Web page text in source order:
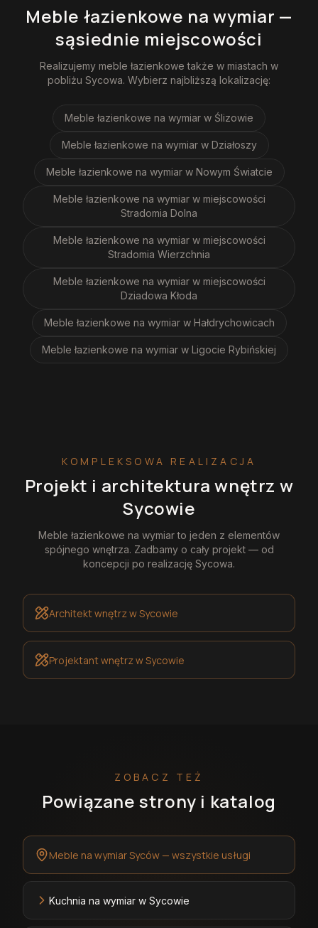
Meble łazienkowe na wymiar —
sąsiednie miejscowości
Realizujemy meble łazienkowe także w miastach w
pobliżu Sycowa. Wybierz najbliższą lokalizację:
Meble łazienkowe na wymiar w Ślizowie
Meble łazienkowe na wymiar w Działoszy
Meble łazienkowe na wymiar w Nowym Światcie
Meble łazienkowe na wymiar w miejscowości
Stradomia Dolna
Meble łazienkowe na wymiar w miejscowości
Stradomia Wierzchnia
Meble łazienkowe na wymiar w miejscowości
Dziadowa Kłoda
Meble łazienkowe na wymiar w Hałdrychowicach
Meble łazienkowe na wymiar w Ligocie Rybińskiej
KOMPLEKSOWA REALIZACJA
Projekt i architektura wnętrz w
Sycowie
Meble łazienkowe na wymiarto jeden z elementów
spójnego wnętrza. Zadbamy o cały projekt — od
koncepcji po realizację Sycowa.
Architekt wnętrzw Sycowie
Projektant wnętrzw Sycowie
ZOBACZ TEŻ
Powiązane strony i katalog
Meble na wymiar Syców — wszystkie usługi
Kuchnia na wymiar w Sycowie